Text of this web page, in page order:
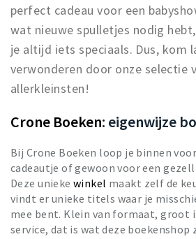
perfect cadeau voor een
wat nieuwe spulletjes nodig
je altijd iets speciaals. Dus, kom
verwonderen door onze selectie
allerkleinsten!
Crone Boeken: eigenwijze
Bij Crone Boeken loop je binnen
cadeautje of gewoon voor een
Deze uniekewinkel maakt zelf de
vindt er unieke titels waar je
mee bent. Klein van formaat, groot
service, dat is wat deze boekenshop